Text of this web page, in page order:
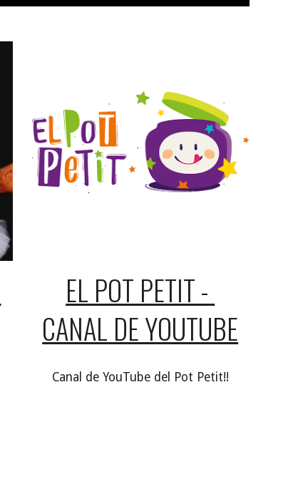
EL POT PETIT -
CANAL DE YOUTUBE
Canal de YouTube del Pot Petit!!